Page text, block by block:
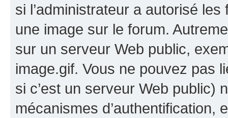
si l’administrateur a autorisé
une image sur le forum.
sur un serveur Web public,
image.gif. Vous ne pouvez pas
si c’est un serveur Web public)
mécanismes d’authentification,